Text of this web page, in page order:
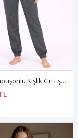
Kadın Kapüşonlu Kışlık Gri Eşofman Pijama Takımı